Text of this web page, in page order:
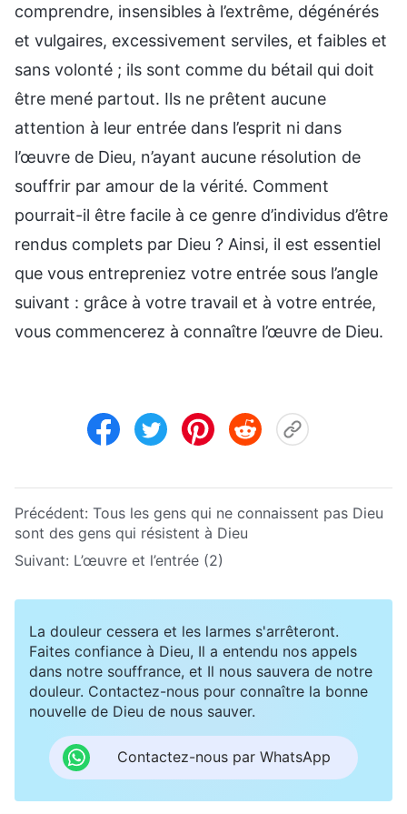
comprendre, insensibles à l’extrême, dégénérés
et vulgaires, excessivement serviles, et faibles et
sans volonté ; ils sont comme du bétail qui doit
être mené partout. Ils ne prêtent aucune
attention à leur entrée dans l’esprit ni dans
l’œuvre de Dieu, n’ayant aucune résolution de
souffrir par amour de la vérité. Comment
pourrait-il être facile à ce genre d’individus d’être
rendus complets par Dieu ? Ainsi, il est essentiel
que vous entrepreniez votre entrée sous l’angle
suivant : grâce à votre travail et à votre entrée,
vous commencerez à connaître l’œuvre de Dieu.
Précédent: Tous les gens qui ne connaissent pas Dieu
sont des gens qui résistent à Dieu
Suivant: L’œuvre et l’entrée (2)
La douleur cessera et les larmes s'arrêteront.
Faites confiance à Dieu, Il a entendu nos appels
dans notre souffrance, et Il nous sauvera de notre
douleur. Contactez-nous pour connaître la bonne
nouvelle de Dieu de nous sauver.
Contactez-nous par WhatsApp